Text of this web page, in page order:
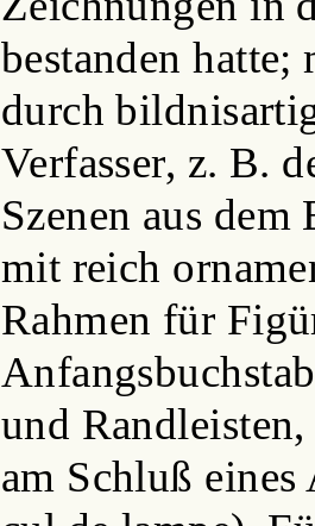
bestanden hatte;
durch
Verfasser, z. B.
Szenen aus
mit reich
Rahmen für
und
am Schluß